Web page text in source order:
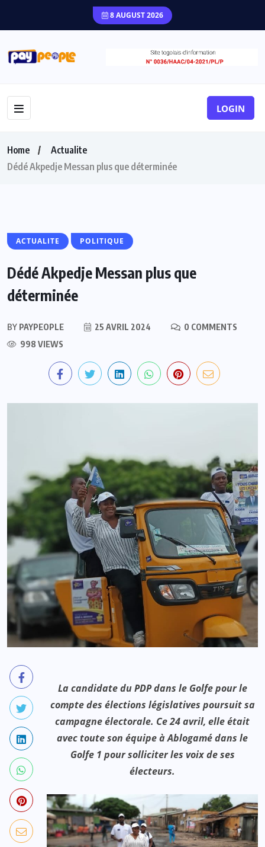
8 AUGUST 2026
LOGIN
Home
Actualite
Dédé Akpedje Messan plus que déterminée
ACTUALITE POLITIQUE
Dédé Akpedje Messan plus que
déterminée
BY PAYPEOPLE 25 AVRIL 2024
0 COMMENTS
998 VIEWS
La candidate du PDP dans le Golfe pour le
compte des élections législatives poursuit sa
campagne électorale. Ce 24 avril, elle était
avec toute son équipe à Ablogamé dans le
Golfe 1 pour solliciter les voix de ses
électeurs.